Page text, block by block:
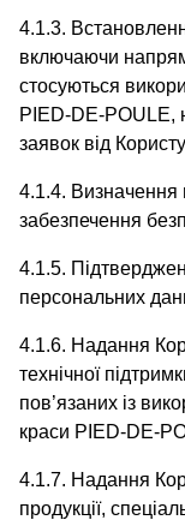
4.1.3.
включаючи
стосуються
PIED-DE-POULE,
заявок від
4.1.4. Визначення
забезпечення
4.1.5.
персональних
4.1.6. Надання
технічної
пов’язаних із
краси PIED-DE-
4.1.7. Надання
продукції,